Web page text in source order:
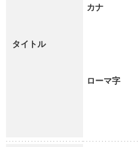
タイトル
カナ
ローマ字